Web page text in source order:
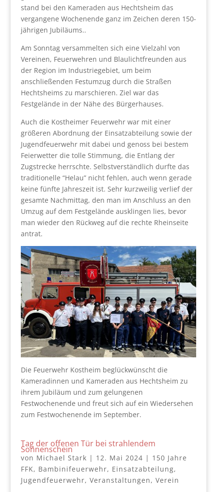
stand bei den Kameraden aus Hechtsheim das
vergangene Wochenende ganz im Zeichen deren 150-
jährigen Jubiläums..
Am Sonntag versammelten sich eine Vielzahl von
Vereinen, Feuerwehren und Blaulichtfreunden aus
der Region im Industriegebiet, um beim
anschließenden Festumzug durch die Straßen
Hechtsheims zu marschieren. Ziel war das
Festgelände in der Nähe des Bürgerhauses.
Auch die Kostheimer Feuerwehr war mit einer
größeren Abordnung der Einsatzabteilung sowie der
Jugendfeuerwehr mit dabei und genoss bei bestem
Feierwetter die tolle Stimmung, die Entlang der
Zugstrecke herrschte. Selbstverständlich durfte das
traditionelle “Helau” nicht fehlen, auch wenn gerade
keine fünfte Jahreszeit ist. Sehr kurzweilig verlief der
gesamte Nachmittag, den man im Anschluss an den
Umzug auf dem Festgelände ausklingen lies, bevor
man wieder den Rückweg auf die rechte Rheinseite
antrat.
Die Feuerwehr Kostheim beglückwünscht die
Kameradinnen und Kameraden aus Hechtsheim zu
ihrem Jubiläum und zum gelungenen
Festwochenende und freut sich auf ein Wiedersehen
zum Festwochenende im September.
Tag der offenen Tür bei strahlendem
Sonnenschein
von Michael Stark | 12. Mai 2024 | 150 Jahre
FFK, Bambinifeuerwehr, Einsatzabteilung,
Jugendfeuerwehr, Veranstaltungen, Verein